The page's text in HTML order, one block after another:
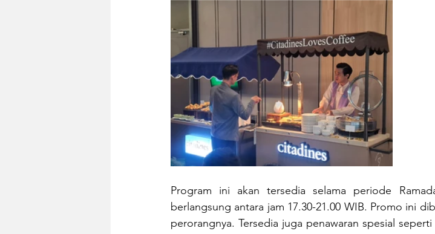
Program ini akan tersedia selama periode
berlangsung antara jam 17.30-21.00 WIB. Promo ini
perorangnya. Tersedia juga penawaran spesial